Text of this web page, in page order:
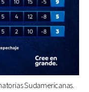
Sudamericanas.